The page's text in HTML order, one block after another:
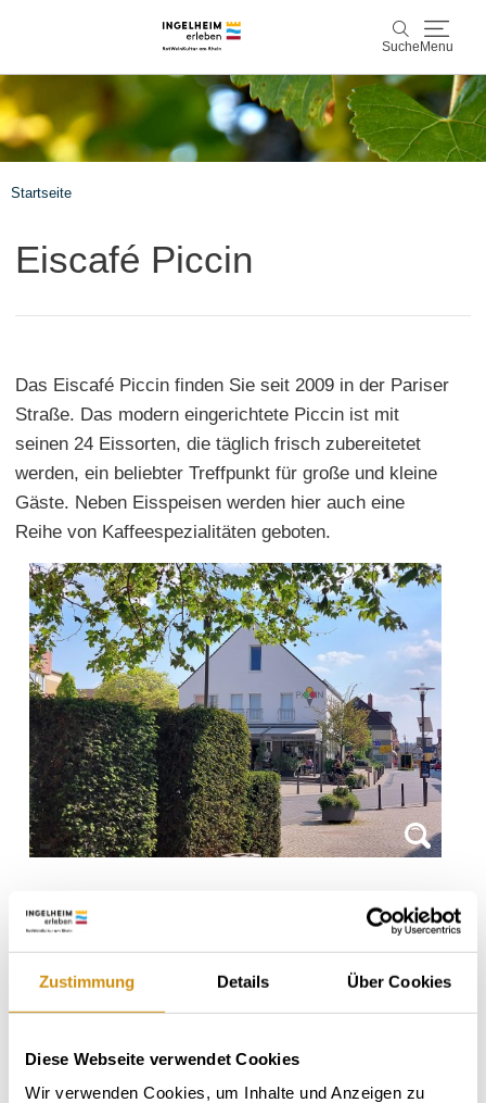
Zustimmung Details Über Cookies
Diese Webseite verwendet Cookies
Wir verwenden Cookies, um Inhalte und Anzeigen zu
Suche Menu
Suche
Entdecken & Erleben
Leichte SpracheUnterkünfteErlebnisse buchen
Startseite
Eiscafé Piccin
Das Eiscafé Piccin finden Sie seit 2009 in der Pariser
Straße. Das modern eingerichtete Piccin ist mit
seinen 24 Eissorten, die täglich frisch zubereitetet
werden, ein beliebter Treffpunkt für große und kleine
Gäste. Neben Eisspeisen werden hier auch eine
Reihe von Kaffeespezialitäten geboten.
Öffnungszeiten Kontakt
Weitere Infos & Downloads